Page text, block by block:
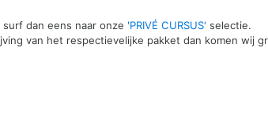
dan eens naar onze 'PRIVÉ CURSUS' selectie.
van het respectievelijke pakket dan komen wij